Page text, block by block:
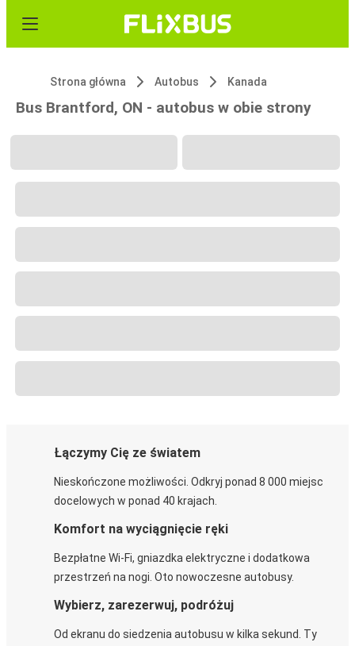
Strona główna Autobus Kanada
Bus Brantford, ON - autobus w obie strony
Łączymy Cię ze światem
Nieskończone możliwości. Odkryj ponad 8 000 miejsc
docelowych w ponad 40 krajach.
Komfort na wyciągnięcie ręki
Bezpłatne Wi-Fi, gniazdka elektryczne i dodatkowa
przestrzeń na nogi. Oto nowoczesne autobusy.
Wybierz, zarezerwuj, podróżuj
Od ekranu do siedzenia autobusu w kilka sekund. Ty